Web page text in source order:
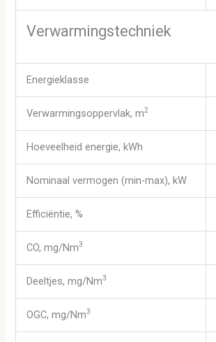
Verwarmingstechniek
Energieklasse
Verwarmingsoppervlak, m2
Hoeveelheid energie, kWh
Nominaal vermogen (min-max), kW
Efficiëntie, %
CO, mg/Nm3
Deeltjes, mg/Nm3
OGC, mg/Nm3